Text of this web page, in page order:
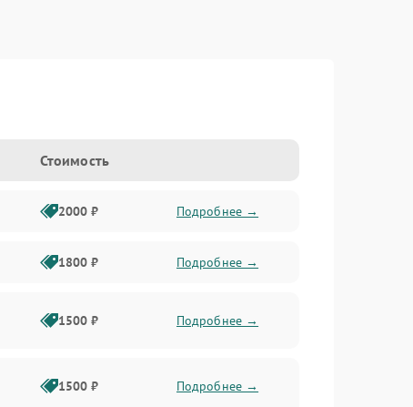
Стоимость
2000 ₽ Подробнее →
1800 ₽ Подробнее →
1500 ₽ Подробнее →
1500 ₽ Подробнее →